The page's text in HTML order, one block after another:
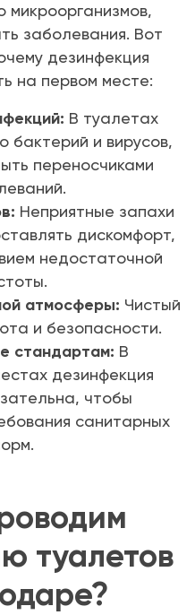
микроорганизмов,
заболевания. Вот
дезинфекция
на первом месте:
В туалетах
бактерий и вирусов,
переносчиками
Неприятные запахи
дискомфорт,
недостаточной
атмосферы: Чистый
и безопасности.
стандартам: В
дезинфекция
чтобы
санитарных
туалетов